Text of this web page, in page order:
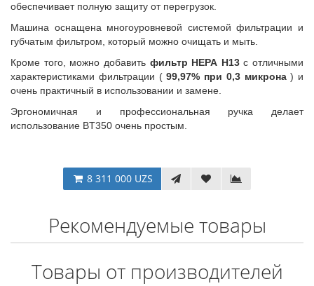
обеспечивает полную защиту от перегрузок.
Машина оснащена многоуровневой системой фильтрации и
губчатым фильтром, который можно очищать и мыть.
Кроме того, можно добавить фильтр HEPA H13с отличными
характеристиками фильтрации (99,97% при 0,3 микрона) и
очень практичный в использовании и замене.
Эргономичная и профессиональная ручка делает
использование BT350 очень простым.
8 311 000 UZS
Рекомендуемые товары
Товары от производителей